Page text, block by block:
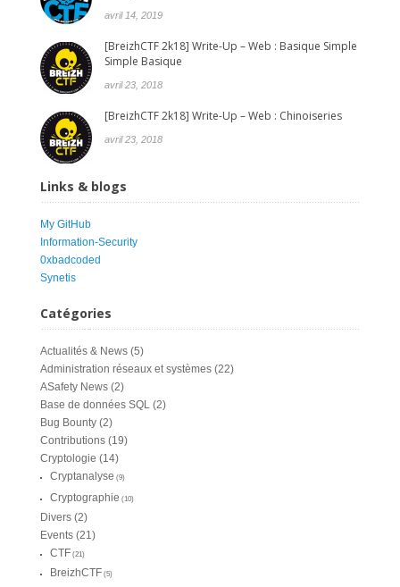
avril 14, 2019
[BreizhCTF 2k18] Write-Up – Web : Basique Simple
Simple Basique
avril 23, 2018
[BreizhCTF 2k18] Write-Up – Web : Chinoiseries
avril 23, 2018
Links & blogs
My GitHub
Information-Security
0xbadcoded
Synetis
Catégories
Actualités & News (5)
Administration réseaux et systèmes (22)
ASafety News (2)
Base de données SQL (2)
Bug Bounty (2)
Contributions (19)
Cryptologie (14)
Cryptanalyse (9)
Cryptographie (10)
Divers (2)
Events (21)
CTF (21)
BreizhCTF (5)